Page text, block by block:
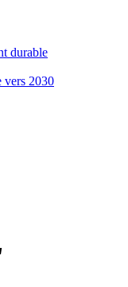
durable
vers 2030